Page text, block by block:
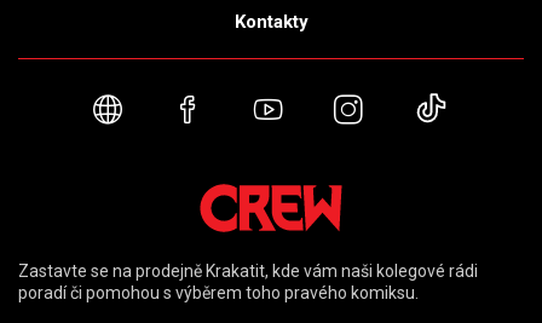
Kontakty
Webové stránky
FacebookYouTubeInstagram
Zastavte se na prodejně Krakatit, kde vám naši kolegové rádi
poradí či pomohou s výběrem toho pravého komiksu.